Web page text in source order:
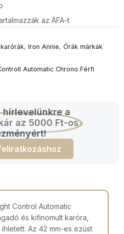
az ÁFA-t
, Iron Annie, Órák márkák
Automatic Chrono Férfi
a
az 5000 Ft-os
Control Automatic
és kifinomult karóra,
Az 42 mm-es ezüst